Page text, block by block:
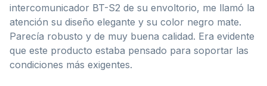
intercomunicador BT-S2 de su envoltorio, me llamó la
atención su diseño elegante y su color negro mate.
Parecía robusto y de muy buena calidad. Era evidente
que este producto estaba pensado para soportar las
condiciones más exigentes.